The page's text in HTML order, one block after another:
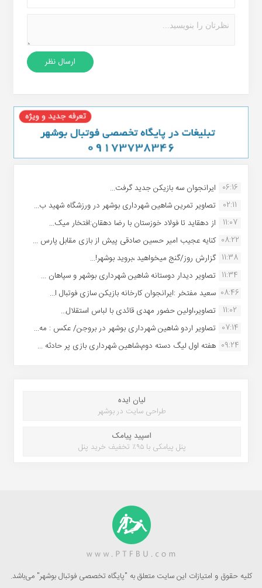
06:16 ایرانجوان سه بازیکن جدید گرفت...
02:11
تصاویر تمرین شاهین شهردارى بوشهر در ورزشگاه شهید ب...
11:07
از دهقاید تا فولاد خوزستان با رضا دهقان:افتخار میک...
08:22 کنایه عجیب امیر حسین صادقی پیش از بازی مقابل پارس ...
11:38 گزارش روز/گنج میخواهید ،بروید بوشهر!...
11:34 تصاویر دیدار دوستانه شاهین شهردارى بوشهر و سپاهان ...
08:46 سعید مفتخر :ایرانجوان کارخانه بازیکن سازی فوتبال ا...
11:02
تصاویر،اولین حضور مهدی قائدی با لباس استقلال...
07:14 تصاویر اردو شاهین شهرداری بوشهر در بروجن/ عکس : مه...
09:24 هفته اول لیگ دسته دوم،شاهین شهرداری بازی پر حادثه ...
لیان ایده
طراحی سایت در بوشهر
اسپید پیامک
پنل پیامکی با ۹۵٪ تخفیف خرید پنل
کلیه حقوق و امتیازات این سایت متعلق به "پایگاه تخصصی فوتبال بوشهر" می‌باشد.